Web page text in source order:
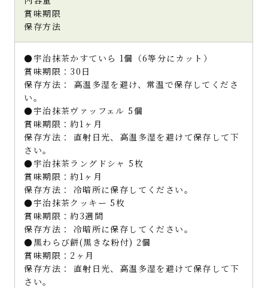
賞味期限
保存方法
●宇治抹茶かすていら 1個（6等分にカット）
賞味期限：30日
保存方法： 高温多湿を避け、常温で保存してくださ
い。
●宇治抹茶ヴァッフェル 5個
賞味期限：約1ヶ月
保存方法： 直射日光、高温多湿を避けて保存して下
さい。
●宇治抹茶ラングドシャ 5枚
賞味期限：約1ヶ月
保存方法： 冷暗所に保存してください。
●宇治抹茶クッキー 5枚
賞味期限：約3週間
保存方法： 冷暗所に保存してください。
●黒わらび餅(黒きな粉付) 2個
賞味期限：2ヶ月
保存方法： 直射日光、高温多湿を避けて保存して下
さい。